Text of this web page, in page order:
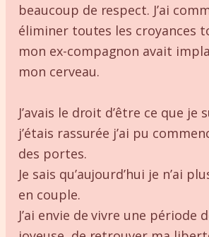
beaucoup de respect. J’ai
éliminer toutes les croyances
mon ex-compagnon avait
mon cerveau.
J’avais le droit d’être ce que je
j’étais rassurée j’ai pu
des portes.
Je sais qu’aujourd’hui je n’ai
en couple.
J’ai envie de vivre une période